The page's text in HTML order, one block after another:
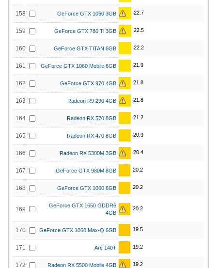
158 GeForce GTX 1060 3GB 22.7
159 GeForce GTX 780 Ti 3GB 22.5
160 GeForce GTX TITAN 6GB 22.2
161 GeForce GTX 1060 Mobile 6GB 21.9
162 GeForce GTX 970 4GB 21.8
163 Radeon R9 290 4GB 21.8
164 Radeon RX 570 8GB 21.2
165 Radeon RX 470 8GB 20.9
166 Radeon RX 5300M 3GB 20.4
167 GeForce GTX 980M 8GB 20.2
168 GeForce GTX 1060 6GB 20.2
169
GeForce GTX 1650 GDDR6
4GB
20.2
170 GeForce GTX 1060 Max-Q 6GB 19.5
171 Arc 140T 19.2
172 Radeon RX 5500 Mobile 4GB 19.2